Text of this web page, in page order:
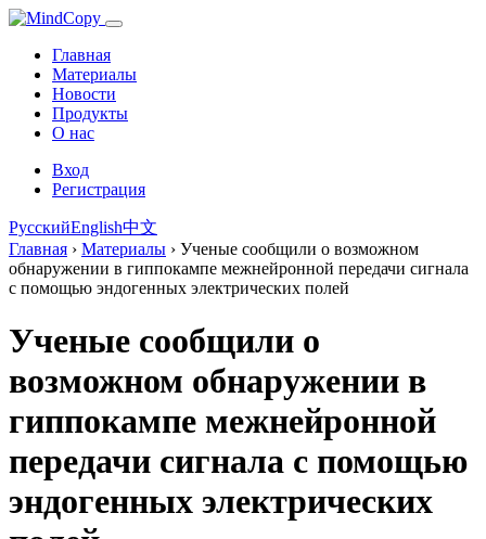
Главная
Материалы
Новости
Продукты
О нас
Вход
Регистрация
РусскийEnglish中文
Главная › Материалы › Ученые сообщили о возможном
обнаружении в гиппокампе межнейронной передачи сигнала
с помощью эндогенных электрических полей
Ученые сообщили о
возможном обнаружении в
гиппокампе межнейронной
передачи сигнала с помощью
эндогенных электрических